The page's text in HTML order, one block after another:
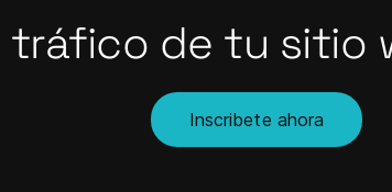
tráfico de tu sitio
Inscribete ahora